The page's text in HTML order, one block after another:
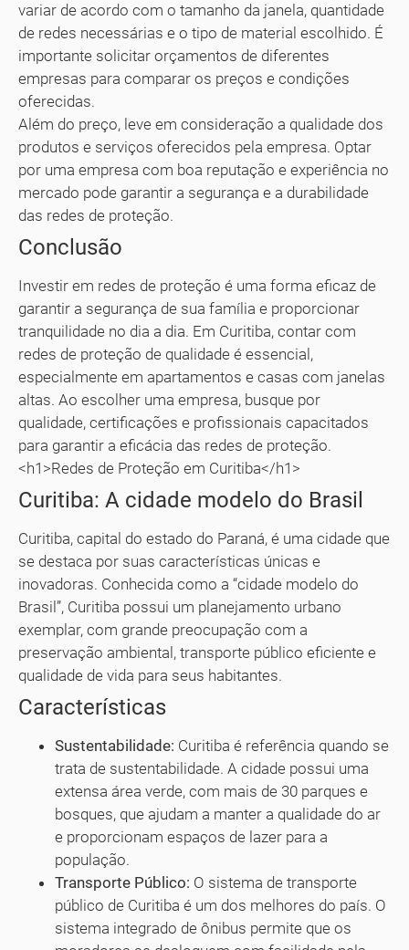
variar de acordo com o tamanho da janela, quantidade
de redes necessárias e o tipo de material escolhido. É
importante solicitar orçamentos de diferentes
empresas para comparar os preços e condições
oferecidas.
Além do preço, leve em consideração a qualidade dos
produtos e serviços oferecidos pela empresa. Optar
por uma empresa com boa reputação e experiência no
mercado pode garantir a segurança e a durabilidade
das redes de proteção.
Conclusão
Investir em redes de proteção é uma forma eficaz de
garantir a segurança de sua família e proporcionar
tranquilidade no dia a dia. Em Curitiba, contar com
redes de proteção de qualidade é essencial,
especialmente em apartamentos e casas com janelas
altas. Ao escolher uma empresa, busque por
qualidade, certificações e profissionais capacitados
para garantir a eficácia das redes de proteção.
<h1>Redes de Proteção em Curitiba</h1>
Curitiba: A cidade modelo do Brasil
Curitiba, capital do estado do Paraná, é uma cidade que
se destaca por suas características únicas e
inovadoras. Conhecida como a “cidade modelo do
Brasil”, Curitiba possui um planejamento urbano
exemplar, com grande preocupação com a
preservação ambiental, transporte público eficiente e
qualidade de vida para seus habitantes.
Características
Sustentabilidade: Curitiba é referência quando se
trata de sustentabilidade. A cidade possui uma
extensa área verde, com mais de 30 parques e
bosques, que ajudam a manter a qualidade do ar
e proporcionam espaços de lazer para a
população.
Transporte Público: O sistema de transporte
público de Curitiba é um dos melhores do país. O
sistema integrado de ônibus permite que os